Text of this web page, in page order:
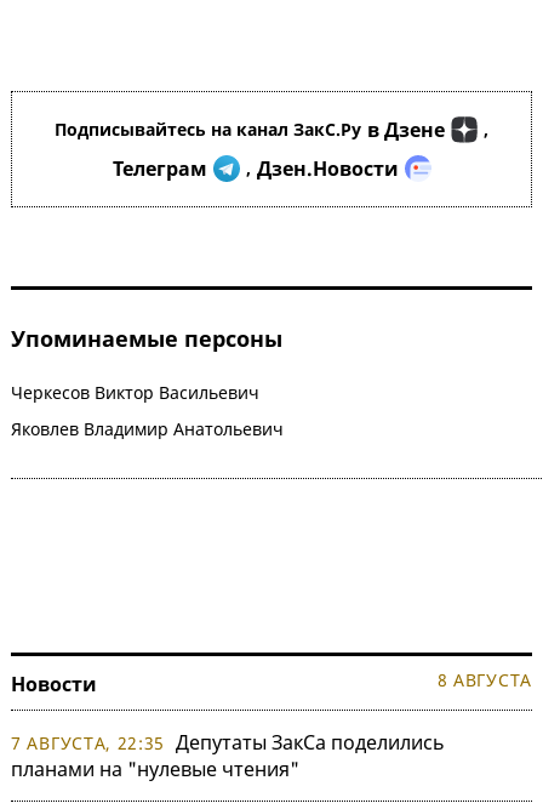
Подписывайтесь на канал ЗакС.Ру в Дзене ,
Телеграм , Дзен.Новости
Упоминаемые персоны
Черкесов Виктор Васильевич
Яковлев Владимир Анатольевич
Новости 8 АВГУСТА
7 АВГУСТА, 22:35 Депутаты ЗакСа поделились
планами на "нулевые чтения"